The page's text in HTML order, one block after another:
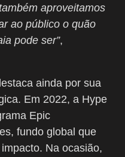
aproveitamos
ao público o quão
pode ser”,
ainda por sua
Em 2022, a Hype
Epic
fundo global que
Na ocasião,